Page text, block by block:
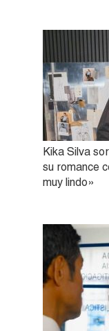
Kika Silva
su romance
muy lindo»